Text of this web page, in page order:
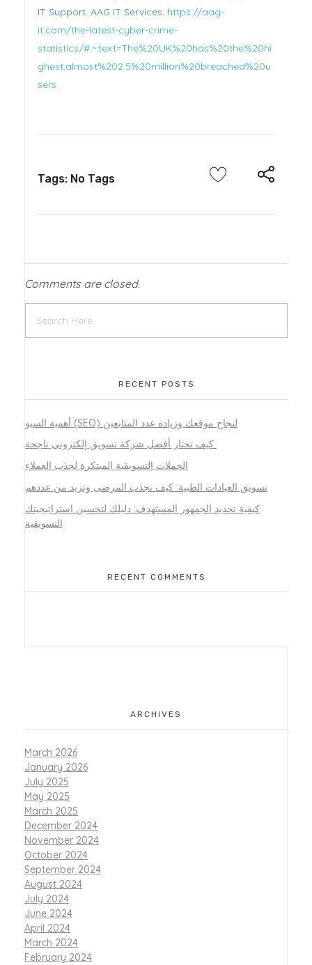
IT Support. AAG IT Services. https://aag-
it.com/the-latest-cyber-crime-
statistics/#:~:text=The%20UK%20has%20the%20hi
ghest,almost%202.5%20million%20breached%20u
sers.
Tags: No Tags
Comments are closed.
RECENT POSTS
أهمية السيو (SEO) لنجاح موقعك وزيادة عدد المتابعين
الحملات التسويقية المبتكرة لجذب العملاء
تسويق العيادات الطبية: كيف تجذب المرضى وتزيد من عددهم
كيفية تحديد الجمهور المستهدف: دليلك لتحسين استراتيجيتك
التسويقية
RECENT COMMENTS
ARCHIVES
March 2026
January 2026
July 2025
May 2025
March 2025
December 2024
November 2024
October 2024
September 2024
August 2024
July 2024
June 2024
April 2024
March 2024
February 2024